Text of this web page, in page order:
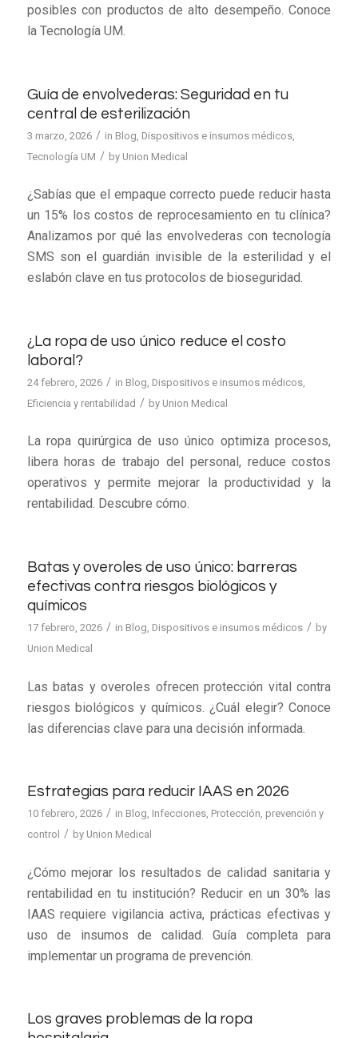
posibles con productos de alto desempeño. Conoce
la Tecnología UM.
Guía de envolvederas: Seguridad en tu
central de esterilización
3 marzo, 2026 / in Blog Dispositivos e insumos médicos,
Tecnología UM / by Union Medical
¿Sabías que el empaque correcto puede reducir hasta
un 15% los costos de reprocesamiento en tu clínica?
Analizamos por qué las envolvederas con tecnología
SMS son el guardián invisible de la esterilidad y el
eslabón clave en tus protocolos de bioseguridad.
¿La ropa de uso único reduce el costo
laboral?
24 febrero, 2026 / in Blog Dispositivos e insumos médicos,
Eficiencia y rentabilidad / by Union Medical
La ropa quirúrgica de uso único optimiza procesos,
libera horas de trabajo del personal, reduce costos
operativos y permite mejorar la productividad y la
rentabilidad. Descubre cómo.
Batas y overoles de uso único: barreras
efectivas contra riesgos biológicos y
químicos
17 febrero, 2026 / in Blog Dispositivos e insumos médicos / by
Union Medical
Las batas y overoles ofrecen protección vital contra
riesgos biológicos y químicos. ¿Cuál elegir? Conoce
las diferencias clave para una decisión informada.
Estrategias para reducir IAAS en 2026
10 febrero, 2026 / in Blog, Infecciones, Protección, prevención y
control / by Union Medical
¿Cómo mejorar los resultados de calidad sanitaria y
rentabilidad en tu institución? Reducir en un 30% las
IAAS requiere vigilancia activa, prácticas efectivas y
uso de insumos de calidad. Guía completa para
implementar un programa de prevención.
Los graves problemas de la ropa